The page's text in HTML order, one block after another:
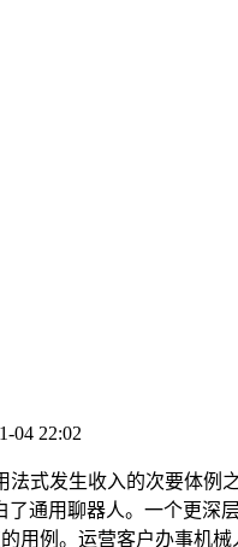
04 22:02
发生收入的次要体例之
通用聊器人。一个更深
用例。运营客户办事机